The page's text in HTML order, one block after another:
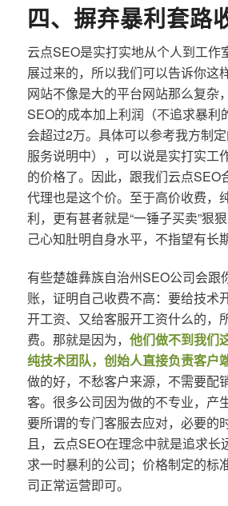
四、摒弃暴利套路
云点SEO是实打实地从个人到工作
展过来的，所以我们可以告诉你这
网站不像是大的平台网站那么复杂
SEO的成本加上利润（不追求暴利
会超过2万。具体可以参考我方制
服务说明中），可以说是实打实工
的价格了。因此，跟我们云点SEO
代理也是这个价。至于高价收费，
利，更有甚者就是“一锤子买卖”狠
己心知肚明自身水平，不指望有长
有些楚雄彝族自治州SEO公司会跟
账，证明自己收费不高：要给技术
开工资、又给客服开工资什么的，
费。那就是因为， 他们做不到我们
纯技术团队，创始人直接负责客户
做的好，不愁客户来源，不需要配
客。很多公司因为做的不专业，产
要所谓的专门客服去应对，必要的
且，云点SEO在理念中就是追求长
求一时暴利的公司；价格制定的标
司正常运营即可。